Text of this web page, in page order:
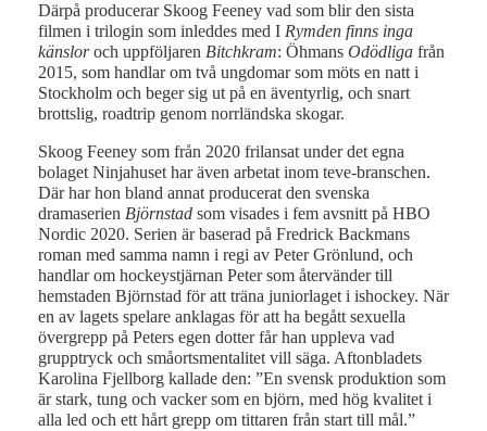
Därpå producerar Skoog Feeney vad som blir den sista
filmen i trilogin som inleddes med I Rymden finns inga
känsloroch uppföljaren Bitchkram: Öhmans Odödliga från
2015, som handlar om två ungdomar som möts en natt i
Stockholm och beger sig ut på en äventyrlig, och snart
brottslig, roadtrip genom norrländska skogar.
Skoog Feeney som från 2020 frilansat under det egna
bolaget Ninjahuset har även arbetat inom teve-branschen.
Där har hon bland annat producerat den svenska
dramaserien Björnstad som visades i fem avsnitt på HBO
Nordic 2020. Serien är baserad på Fredrick Backmans
roman med samma namn i regi av Peter Grönlund, och
handlar om hockeystjärnan Peter som återvänder till
hemstaden Björnstad för att träna juniorlaget i ishockey. När
en av lagets spelare anklagas för att ha begått sexuella
övergrepp på Peters egen dotter får han uppleva vad
grupptryck och småortsmentalitet vill säga. Aftonbladets
Karolina Fjellborg kallade den: ”En svensk produktion som
är stark, tung och vacker som en björn, med hög kvalitet i
alla led och ett hårt grepp om tittaren från start till mål.”